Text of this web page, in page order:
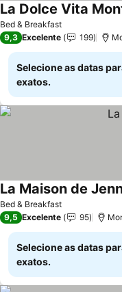
Bed & Breakfast
La Dolce Vita
9,3 Excelente 199
Selecione as datas
exatos.
Bed & Breakfast
La Maison de
9,5 Excelente 95
Selecione as datas
exatos.